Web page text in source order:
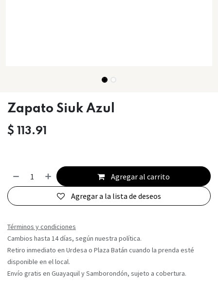
Zapato Siuk Azul
$ 113.91
Agregar al carrito
Agregar a la lista de deseos
Términos y condiciones
Cambios hasta 14 días, según nuestra política.
Retiro inmediato en Urdesa o Plaza Batán cuando la prenda esté
disponible en el local.
Envío gratis en Guayaquil y Samborondón, sujeto a cobertura.